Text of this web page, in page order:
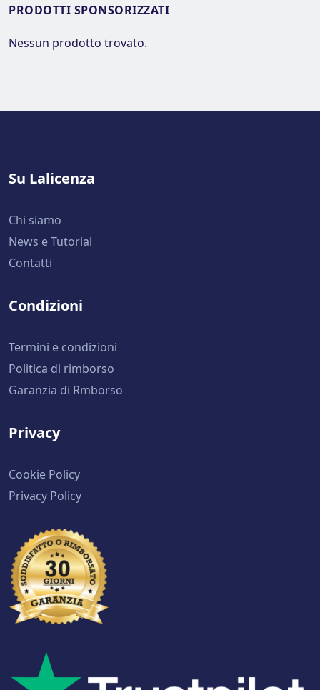
PRODOTTI SPONSORIZZATI
Nessun prodotto trovato.
Su Lalicenza
Chi siamo
News e Tutorial
Contatti
Condizioni
Termini e condizioni
Politica di rimborso
Garanzia di Rmborso
Privacy
Cookie Policy
Privacy Policy